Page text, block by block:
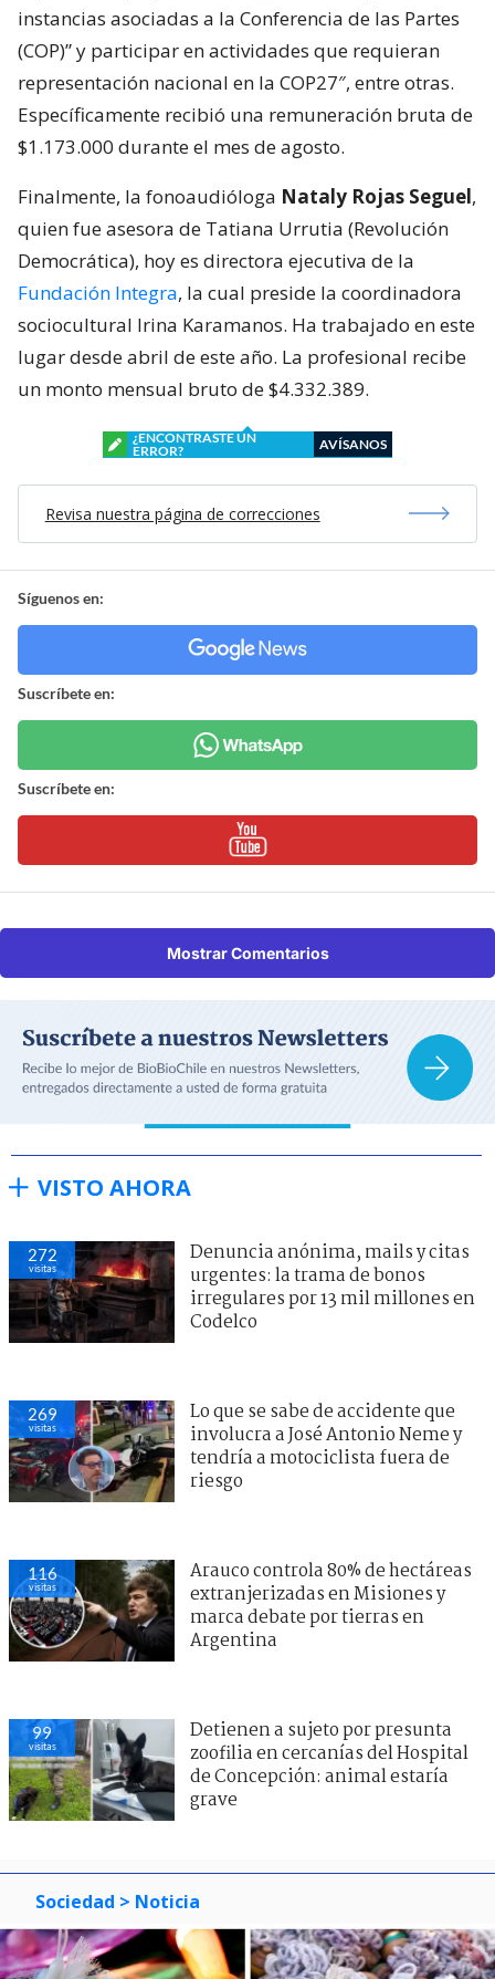
instancias asociadas a la Conferencia de las Partes
(COP)” y participar en actividades que requieran
representación nacional en la COP27″, entre otras.
Específicamente recibió una remuneración bruta de
$1.173.000 durante el mes de agosto.
Finalmente, la fonoaudióloga Nataly Rojas Seguel,
quien fue asesora de Tatiana Urrutia (Revolución
Democrática), hoy es directora ejecutiva de la
Fundación Integra, la cual preside la coordinadora
sociocultural Irina Karamanos. Ha trabajado en este
lugar desde abril de este año. La profesional recibe
un monto mensual bruto de $4.332.389.
¿ENCONTRASTE UN
ERROR?
AVÍSANOS
Revisa nuestra página de correcciones
Síguenos en:
Suscríbete en:
Suscríbete en:
Mostrar Comentarios
VISTO AHORA
272
visitas
Denuncia anónima, mails y citas
urgentes: la trama de bonos
irregulares por 13 mil millones en
Codelco
269
visitas
Lo que se sabe de accidente que
involucra a José Antonio Neme y
tendría a motociclista fuera de
riesgo
116
visitas
Arauco controla 80% de hectáreas
extranjerizadas en Misiones y
marca debate por tierras en
Argentina
99
visitas
Detienen a sujeto por presunta
zoofilia en cercanías del Hospital
de Concepción: animal estaría
grave
Sociedad > Noticia